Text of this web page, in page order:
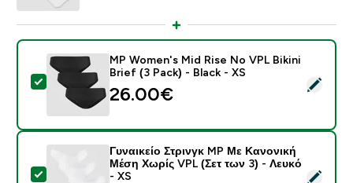
Select this product - MP Women's Mid Rise No VPL
MP Women's Mid Rise No VPL Bikini
Brief (3 Pack) - Black - XS
26.00€‎
Select this product - Γυναικείο Στρινγκ MP Με
Γυναικείο Στρινγκ MP Με Κανονική
Μέση Χωρίς VPL (Σετ των 3) - Λευκό
- XS